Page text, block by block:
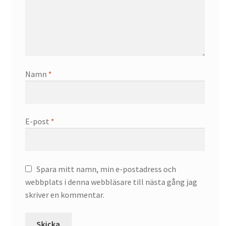
Namn *
E-post *
Spara mitt namn, min e-postadress och
webbplats i denna webbläsare till nästa gång jag
skriver en kommentar.